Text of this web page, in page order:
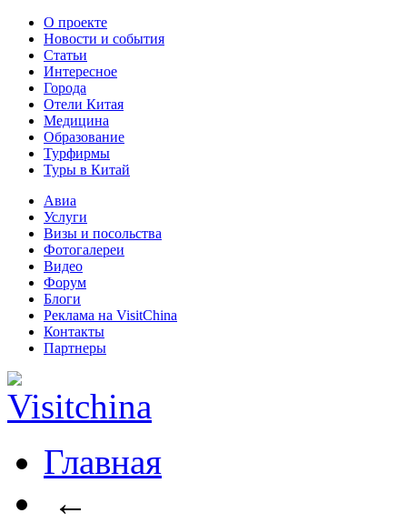
О проекте
Новости и события
Статьи
Интересное
Города
Отели Китая
Медицина
Образование
Турфирмы
Туры в Китай
Авиа
Услуги
Визы и посольства
Фотогалереи
Видео
Форум
Блоги
Реклама на VisitChina
Контакты
Партнеры
Главная
←